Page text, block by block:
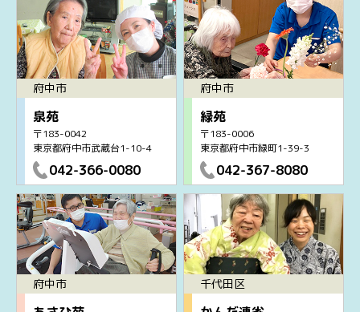
府中市
泉苑
〒183-0042
東京都府中市武蔵台1-10-4
042-366-0080
府中市
緑苑
〒183-0006
東京都府中市緑町1-39-3
042-367-8080
府中市 千代田区